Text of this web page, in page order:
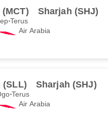
Sharjah (SHJ)
Terus
Air Arabia
(SLL) Sharjah (SHJ)
Terus
Air Arabia